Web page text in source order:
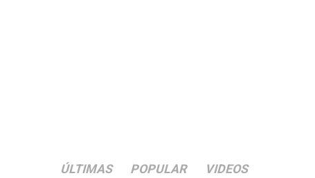
ÚLTIMAS POPULAR VIDEOS